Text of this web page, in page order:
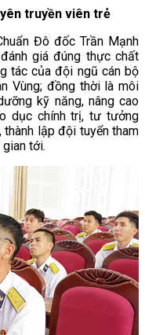
truyền viên trẻ
Đô đốc Trần Mạnh
giá đúng thực chất
tác của đội ngũ cán bộ
Vùng; đồng thời là môi
kỹ năng, nâng cao
dục chính trị, tư tưởng
thành lập đội tuyển tham
tới.